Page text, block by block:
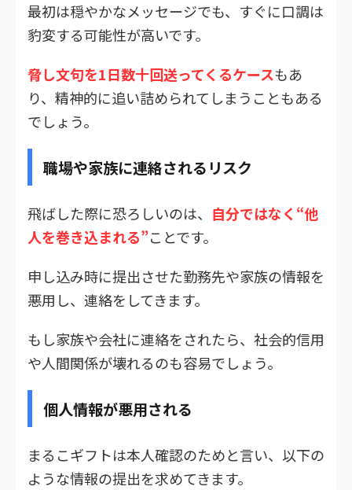
最初は穏やかなメッセージでも、すぐに口調は
豹変する可能性が高いです。
脅し文句を1日数十回送ってくるケースもあ
り、精神的に追い詰められてしまうこともある
でしょう。
職場や家族に連絡されるリスク
飛ばした際に恐ろしいのは、 自分ではなく“他
人を巻き込まれる”ことです。
申し込み時に提出させた勤務先や家族の情報を
悪用し、連絡をしてきます。
もし家族や会社に連絡をされたら、社会的信用
や人間関係が壊れるのも容易でしょう。
個人情報が悪用される
まるこギフトは本人確認のためと言い、以下の
ような情報の提出を求めてきます。